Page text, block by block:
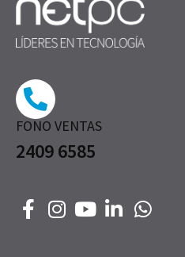
FONO VENTAS
2409 6585